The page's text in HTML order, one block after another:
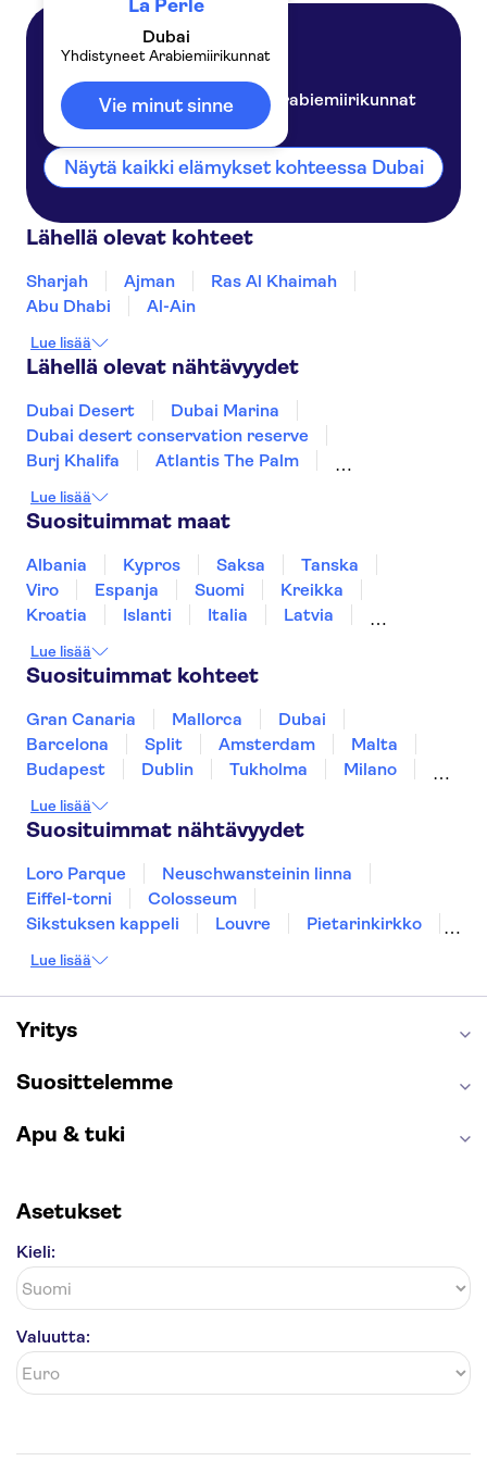
La Perle
Dubai
Yhdistyneet Arabiemiirikunnat
Vie minut sinneYhdistyneet Arabiemiirikunnat
Näytä kaikki elämykset kohteessa Dubai
Lähellä olevat kohteet
Sharjah Ajman
Ras Al Khaimah
Abu Dhabi
Al-Ain
Lue lisää
Lähellä olevat nähtävyydet
Dubai Desert
Dubai Marina
Dubai desert conservation reserve
Burj Khalifa
Atlantis The Palm
Sheikh Zayed Grand Mosque
Dubai Creek
Louvre Abu Dhabi
Aquaventure Waterpark
The Palm Jumeirah
Museum of the Future
Sky Views Dubai
Ain Dubai
Lue lisää
Suosituimmat maat
Albania Kypros Saksa
Tanska
Viro
Espanja Suomi
Kreikka
Kroatia
Islanti Italia
Latvia
Portugali
Ruotsi Singapore
Turkki
Lue lisää
Suosituimmat kohteet
Gran Canaria Mallorca
Dubai
Barcelona
Split Amsterdam
Malta
Budapest
Dublin Tukholma
Milano
York
Rovaniemi Tallinna
Riika
Lue lisää
Suosituimmat nähtävyydet
Loro Parque
Neuschwansteinin linna
Eiffel-torni
Colosseum
Sikstuksen kappeli
Louvre
Pietarinkirkko
Moulin Rouge
London Eye
Montmartre
Wieliczkan suolakaivos
Caminito del Rey
Golden Circle
Lue lisää
Yritys
Suosittelemme
Apu & tuki
Asetukset
Kieli:
Valuutta: